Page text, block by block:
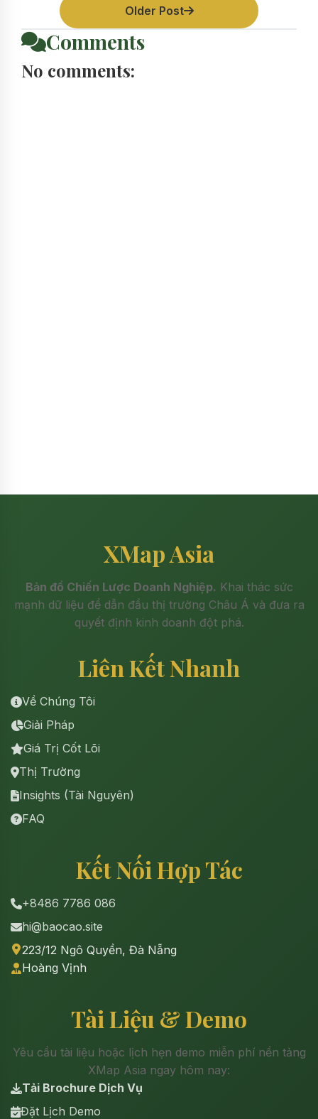
Older Post
Comments
No comments:
XMap Asia
Bản đồ Chiến Lược Doanh Nghiệp. Khai thác sức
mạnh dữ liệu để dẫn đầu thị trường Châu Á và đưa ra
quyết định kinh doanh đột phá.
Liên Kết Nhanh
Về Chúng Tôi
Giải Pháp
Giá Trị Cốt Lõi
Thị Trường
Insights (Tài Nguyên)
FAQ
Kết Nối Hợp Tác
+8486 7786 086
hi@baocao.site
223/12 Ngô Quyền, Đà Nẵng
Hoàng Vịnh
Tài Liệu & Demo
Yêu cầu tài liệu hoặc lịch hẹn demo miễn phí nền tảng
XMap Asia ngay hôm nay:
Tải Brochure Dịch Vụ
Đặt Lịch Demo